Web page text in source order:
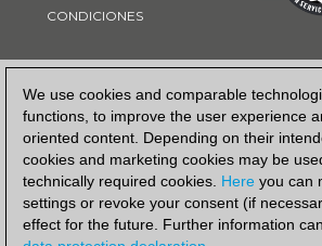
We use cookies and comparable
functions, to improve the user experience
oriented content. Depending on their
cookies and marketing cookies may be
technically required cookies. Here you can
settings or revoke your consent (if
effect for the future. Further information
CONDICIONES
FORMA DE PAGO